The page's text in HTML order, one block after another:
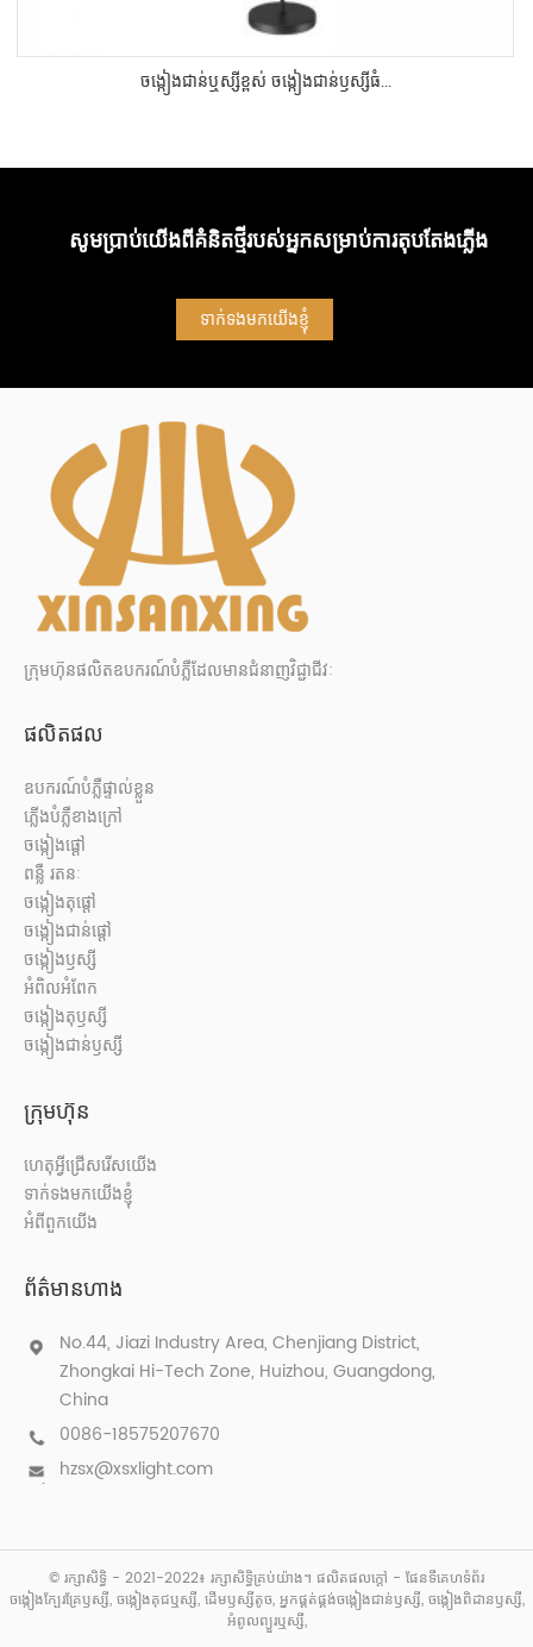
ចង្កៀងជាន់ឬស្សីខ្ពស់ ចង្កៀងជាន់ឫស្សីធំ...
សូមប្រាប់យើងពីគំនិតថ្មីរបស់អ្នកសម្រាប់ការតុបតែងភ្លើង
ទាក់ទងមកយើងខ្ញុំ
ក្រុមហ៊ុនផលិតឧបករណ៍បំភ្លឺដែលមានជំនាញវិជ្ជាជីវៈ
ផលិតផល
ឧបករណ៍បំភ្លឺផ្ទាល់ខ្លួន
ភ្លើងបំភ្លឺខាងក្រៅ
ចង្កៀងផ្តៅ
ពន្លឺ រតនៈ
ចង្កៀងតុផ្តៅ
ចង្កៀងជាន់ផ្តៅ
ចង្កៀងឫស្សី
អំពិលអំពែក
ចង្កៀងតុឫស្សី
ចង្កៀងជាន់ឫស្សី
ក្រុមហ៊ុន
ហេតុអ្វីជ្រើសរើសយើង
ទាក់ទងមកយើងខ្ញុំ
អំពីពួកយើង
ព័ត៌មានហាង
No.44, Jiazi Industry Area, Chenjiang District,
Zhongkai Hi-Tech Zone, Huizhou, Guangdong,
China
0086-18575207670
hzsx@xsxlight.com
© រក្សាសិទ្ធិ - 2021-2022៖ រក្សាសិទ្ធិគ្រប់យ៉ាង។ ផលិតផលក្តៅ - ផែនទីគេហទំព័រ
ចង្កៀងក្បែរគ្រែឫស្សី, ចង្កៀងគុជឬស្សី, ដើមឫស្សីតូច, អ្នកផ្គត់ផ្គង់ចង្កៀងជាន់ឫស្សី, ចង្កៀងពិដានឫស្សី,
អំពូលព្យួរឬស្សី,